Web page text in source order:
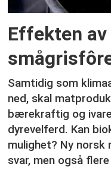
Effekten
Samtidig som
ned, skal
bærekraftig og
dyrevelferd. Kan
mulighet? Ny
svar, men også